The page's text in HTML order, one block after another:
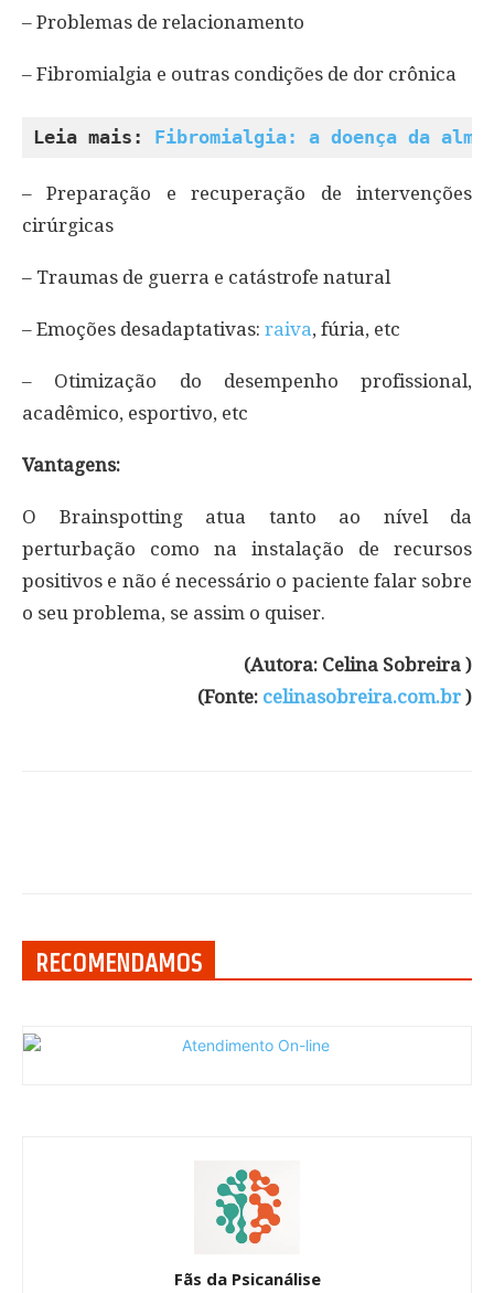
– Problemas de relacionamento
– Fibromialgia e outras condições de dor crônica
Leia mais: Fibromialgia: a doença da alma
– Preparação e recuperação de intervenções
cirúrgicas
– Traumas de guerra e catástrofe natural
– Emoções desadaptativas: raiva, fúria, etc
– Otimização do desempenho profissional,
acadêmico, esportivo, etc
Vantagens:
O Brainspotting atua tanto ao nível da
perturbação como na instalação de recursos
positivos e não é necessário o paciente falar sobre
o seu problema, se assim o quiser.
(Autora: Celina Sobreira )
(Fonte: celinasobreira.com.br )
RECOMENDAMOS
Fãs da Psicanálise